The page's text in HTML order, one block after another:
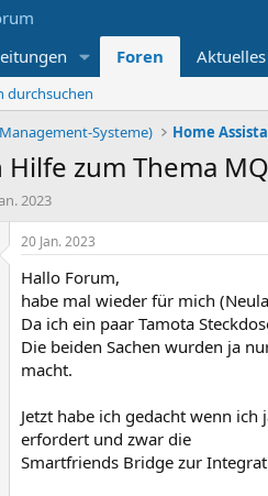
Foren Aktuelles
durchsuchen
Systeme) Home
zum Thema
2023
20 Jan. 2023
Hallo Forum,
habe mal wieder für mich
Da ich ein paar Tamota
Die beiden Sachen wurden ja
macht.
Jetzt habe ich gedacht wenn
erfordert und zwar die
Smartfriends Bridge zur